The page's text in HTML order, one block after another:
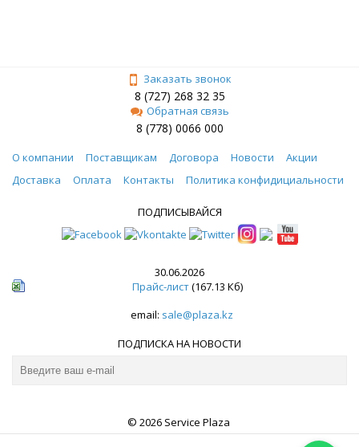
Заказать звонок
8 (727) 268 32 35
Обратная связь
8 (778) 0066 000
О компании Поставщикам Договора Новости
Акции
Доставка
Оплата Контакты Политика конфидициальности
ПОДПИСЫВАЙСЯ
30.06.2026
Прайс-лист(167.13 Кб)
email: sale@plaza.kz
ПОДПИСКА НА НОВОСТИ
© 2026 Service Plaza